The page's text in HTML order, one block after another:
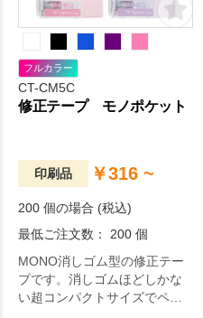
フルカラー
CT-CM5C
修正テープ モノポケット
印刷品 ￥316 ~
200 個の場合 (税込)
最低ご注文数： 200 個
MONO消しゴム型の修正テー
プです。消しゴムほどしかな
い超コンパクトサイズでペン